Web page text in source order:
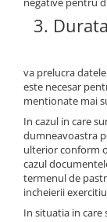
Microintrerupator
Electrovalva -
valva
Bobina 12V
Senzor de vant -
Intrerupator 4
Bobina 10V
Bobina 20V
Lampi
Piese SDMO
Piese Agritalia -
Piese Doppstadt
Piese Fai
Piese Kalmar
Piese Klemm
Piese Lansing
Piese Laupetre
3.
va prelucra
este necesar
mentionate mai
In cazul in care
dumneavoastra
ulterior conform
cazul
termenul de
incheierii
In situatia in